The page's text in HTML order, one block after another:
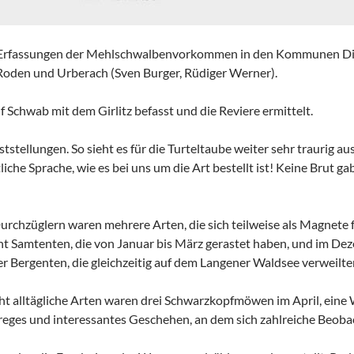
der Mehlschwalbenvorkommen in den Kommunen
und Urberach (Sven Burger, Rüdiger Werner).
Schwab mit dem Girlitz befasst und die Reviere ermittelt.
So sieht es für die Turteltaube weiter sehr traurig
Sprache, wie es bei uns um die Art bestellt ist! Keine Brut
waren mehrere Arten, die sich teilweise als
Samtenten, die von Januar bis März gerastet haben, und im
Bergenten, die gleichzeitig auf dem Langener Waldsee
alltägliche Arten waren drei Schwarzkopfmöwen im April, eine
und interessantes Geschehen, an dem sich zahlreiche